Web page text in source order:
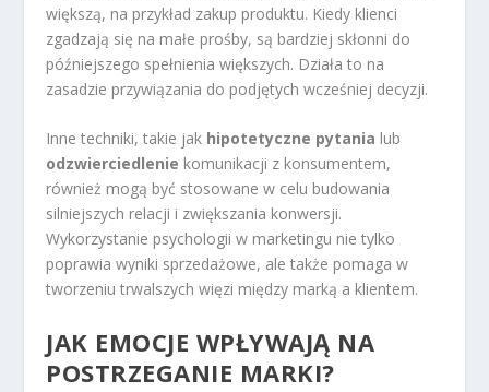
większą, na przykład zakup produktu. Kiedy klienci
zgadzają się na małe prośby, są bardziej skłonni do
późniejszego spełnienia większych. Działa to na
zasadzie przywiązania do podjętych wcześniej decyzji.
Inne techniki, takie jak hipotetyczne pytania lub
odzwierciedlenie komunikacji z konsumentem,
również mogą być stosowane w celu budowania
silniejszych relacji i zwiększania konwersji.
Wykorzystanie psychologii w marketingu nie tylko
poprawia wyniki sprzedażowe, ale także pomaga w
tworzeniu trwalszych więzi między marką a klientem.
JAK EMOCJE WPŁYWAJĄ NA
POSTRZEGANIE MARKI?